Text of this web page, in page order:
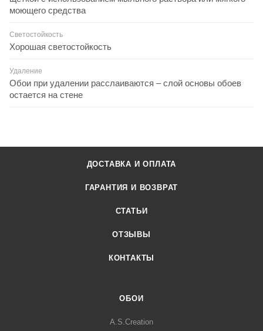
моющего средства
Светостойкость
Хорошая светостойкость
Удаление
Обои при удалении расслаиваются – слой основы обоев
остается на стене
ДОСТАВКА И ОПЛАТА
ГАРАНТИЯ И ВОЗВРАТ
СТАТЬИ
ОТЗЫВЫ
КОНТАКТЫ
ОБОИ
A.S.Creation